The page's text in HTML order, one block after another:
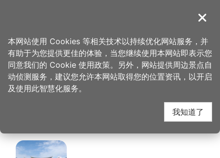
導覽
首页 > 想去的地方 > 美食、购物 > 东和音乐体验馆
东和音乐体验馆 周边景
点
关闭
本网站使用 Cookies 等相关技术以持续优化网站服务，并
有助于为您提供更佳的体验，当您继续使用本网站即表示您
同意我们的 Cookie 使用政策。另外，网站提供周边景点自
动侦测服务，建议您允许本网站取得您的位置资讯，以开启
及使用此智慧化服务。
我知道了